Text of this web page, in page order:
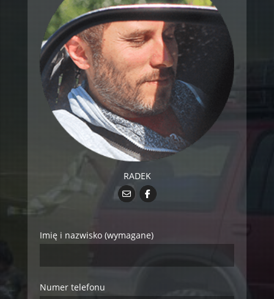
RADEK
Imię i nazwisko (wymagane)
Numer telefonu